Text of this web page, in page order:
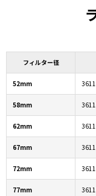
フィルター径
52mm
58mm
62mm
67mm
72mm
77mm